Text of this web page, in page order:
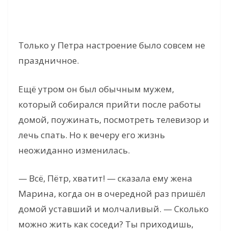
Только у Петра настроение было совсем не
праздничное.
Ещё утром он был обычным мужем,
который собирался прийти после работы
домой, поужинать, посмотреть телевизор и
лечь спать. Но к вечеру его жизнь
неожиданно изменилась.
— Всё, Пётр, хватит! — сказала ему жена
Марина, когда он в очередной раз пришёл
домой уставший и молчаливый. — Сколько
можно жить как соседи? Ты приходишь,